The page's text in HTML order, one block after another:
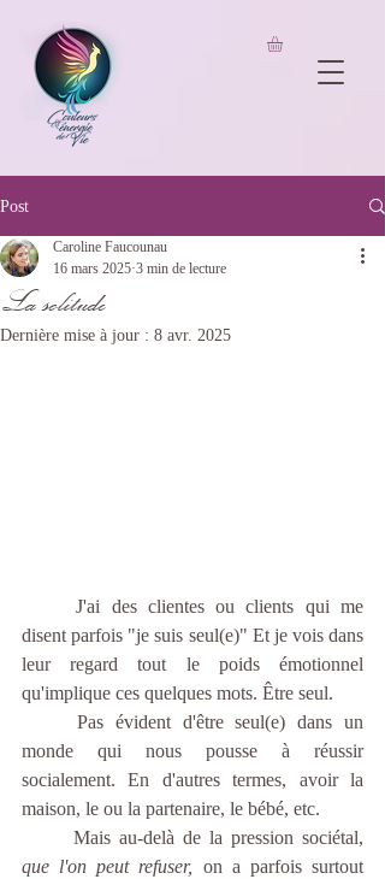
Post
La solitude
Caroline Faucounau
16 mars 2025 3 min de lecture
Dernière mise à jour : 8 avr. 2025
	J'ai des clientes ou clients qui me
disent parfois "je suis seul(e)" Et je vois dans
leur regard tout le poids émotionnel
qu'implique ces quelques mots. Être seul.
monde qui nous pousse à réussir
socialement. En d'autres termes, avoir la
maison, le ou la partenaire, le bébé, etc.
que l'on peut refuser,